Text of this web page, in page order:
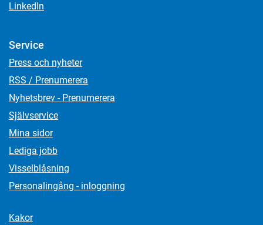
LinkedIn
Service
Press och nyheter
RSS / Prenumerera
Nyhetsbrev - Prenumerera
Självservice
Mina sidor
Lediga jobb
Visselblåsning
Personalingång - inloggning
Kakor